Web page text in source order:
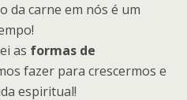
da carne em nós é um
as formas de
fazer para crescermos e
espiritual!